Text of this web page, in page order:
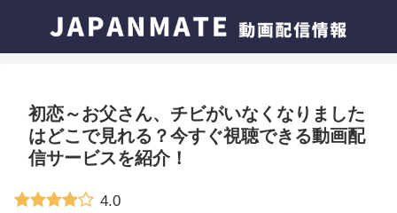
初恋～お父さん、チビがいなくなりました
はどこで見れる？今すぐ視聴できる動画配
信サービスを紹介！
4.0